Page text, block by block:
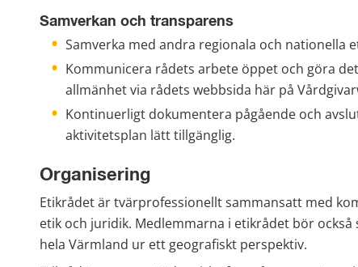
Samverkan och transparens
Samverka med andra regionala och nationella
Kommunicera rådets arbete öppet och göra
allmänhet via rådets webbsida här på
Kontinuerligt dokumentera pågående och
aktivitetsplan lätt tillgänglig.
Organisering
Etikrådet är tvärprofessionellt sammansatt med
etik och juridik. Medlemmarna i etikrådet bör
hela Värmland ur ett geografiskt perspektiv.